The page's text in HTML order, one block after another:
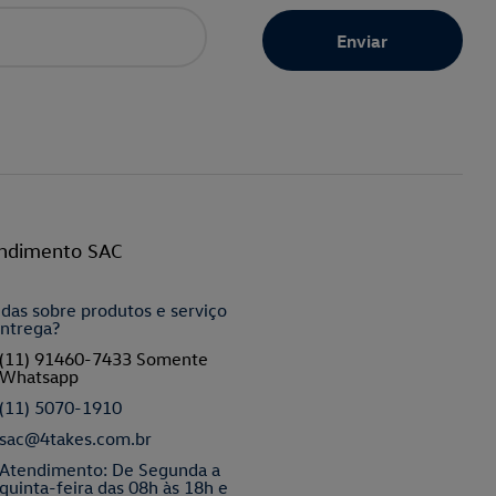
SAC
sobre produtos e serviço
91460-7433 Somente
5070-1910
De Segunda a
feira das 08h às 18h e